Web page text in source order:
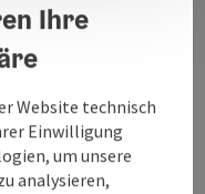
kulturelle,
Ihre
Website technisch
Einwilligung
um unsere
analysieren,